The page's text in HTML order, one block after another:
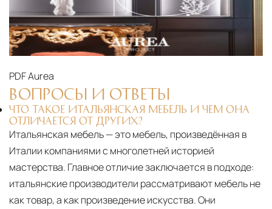
Страхование грузаВсе международные
поставки застрахованы в соответствии с
международными стандартами. Клиенты могут
критичных партий товара.
PDFAurea
ВОПРОСЫ И ОТВЕТЫ
ЧТО ТАКОЕ ИТАЛЬЯНСКАЯ МЕБЕЛЬ И ЧЕМ ОНА
ОТЛИЧАЕТСЯ ОТ ДРУГИХ?
Итальянская мебель — это мебель, произведённая в
Италии компаниями с многолетней историей
мастерства. Главное отличие заключается в подходе:
итальянские производители рассматривают мебель не
как товар, а как произведение искусства. Они